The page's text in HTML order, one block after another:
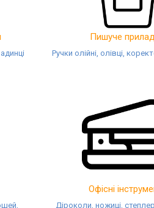
Пишуче
Ручки олійні, олівці,
Офісні
Діроколи, ножиці,